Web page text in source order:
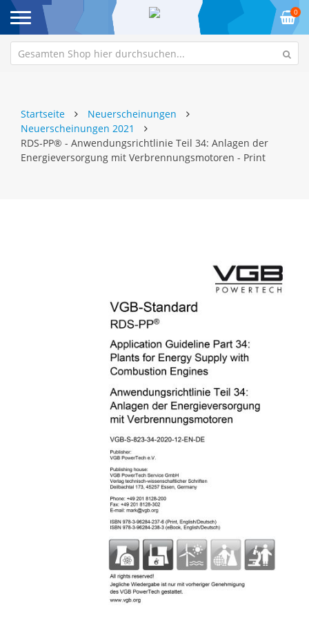
0
Startseite
Neuerscheinungen
Neuerscheinungen 2021
RDS-PP® - Anwendungsrichtlinie Teil 34: Anlagen der
Energieversorgung mit Verbrennungsmotoren - Print